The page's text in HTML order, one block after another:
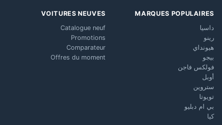
MARQUES POPULAIRES
داسيا
رينو
هيونداي
بيجو
فولكس فاجن
أوبل
ستروين
تويوتا
بي ام دبليو
كيا
VOITURES NEUVES
Catalogue neuf
Promotions
Comparateur
Offres du moment